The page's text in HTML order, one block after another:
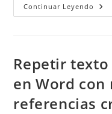
Continuar Leyendo
Repetir
en Word con
referencias